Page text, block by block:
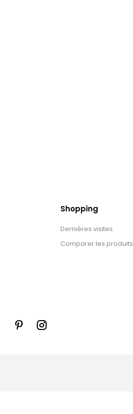
Shopping
Dernières visites
Comparer les produits